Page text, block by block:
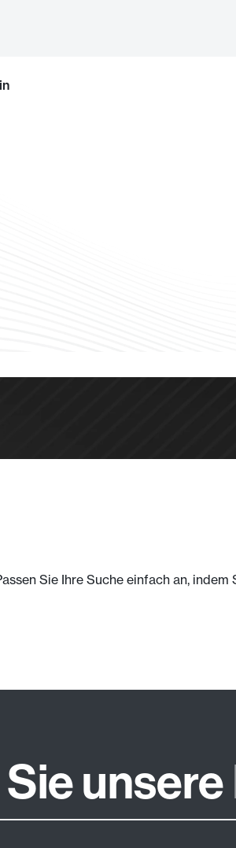
Sie Ihre Suche einfach an,
unsere